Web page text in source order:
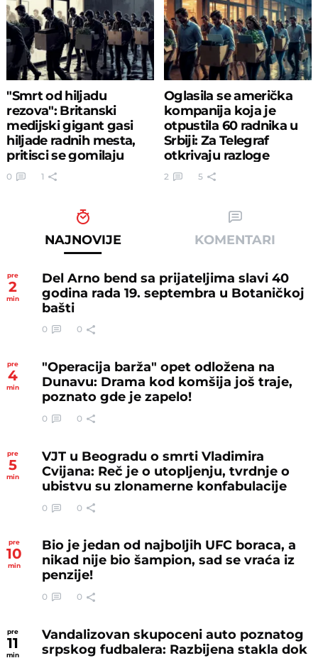
"Smrt od hiljadu
rezova": Britanski
medijski gigant gasi
hiljade radnih mesta,
pritisci se gomilaju
0 1
Oglasila se američka
kompanija koja je
otpustila 60 radnika u
Srbiji: Za Telegraf
otkrivaju razloge
2 5
NAJNOVIJE KOMENTARI
pre
2
min
Del Arno bend sa prijateljima slavi 40
godina rada 19. septembra u Botaničkoj
bašti
0 0
pre
4
min
"Operacija barža" opet odložena na
Dunavu: Drama kod komšija još traje,
poznato gde je zapelo!
0 0
pre
5
min
VJT u Beogradu o smrti Vladimira
Cvijana: Reč je o utopljenju, tvrdnje o
ubistvu su zlonamerne konfabulacije
0 0
pre
10
min
Bio je jedan od najboljih UFC boraca, a
nikad nije bio šampion, sad se vraća iz
penzije!
0 0
pre
11
min
Vandalizovan skupoceni auto poznatog
srpskog fudbalera: Razbijena stakla dok